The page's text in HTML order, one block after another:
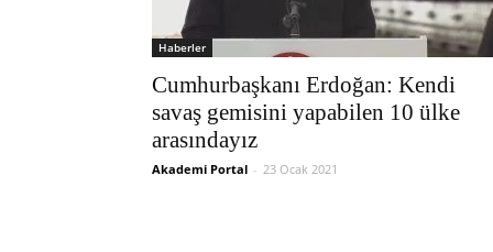
Haberler
Cumhurbaşkanı Erdoğan: Kendi
savaş gemisini yapabilen 10 ülke
arasındayız
Akademi Portal - 23 Ocak 2021